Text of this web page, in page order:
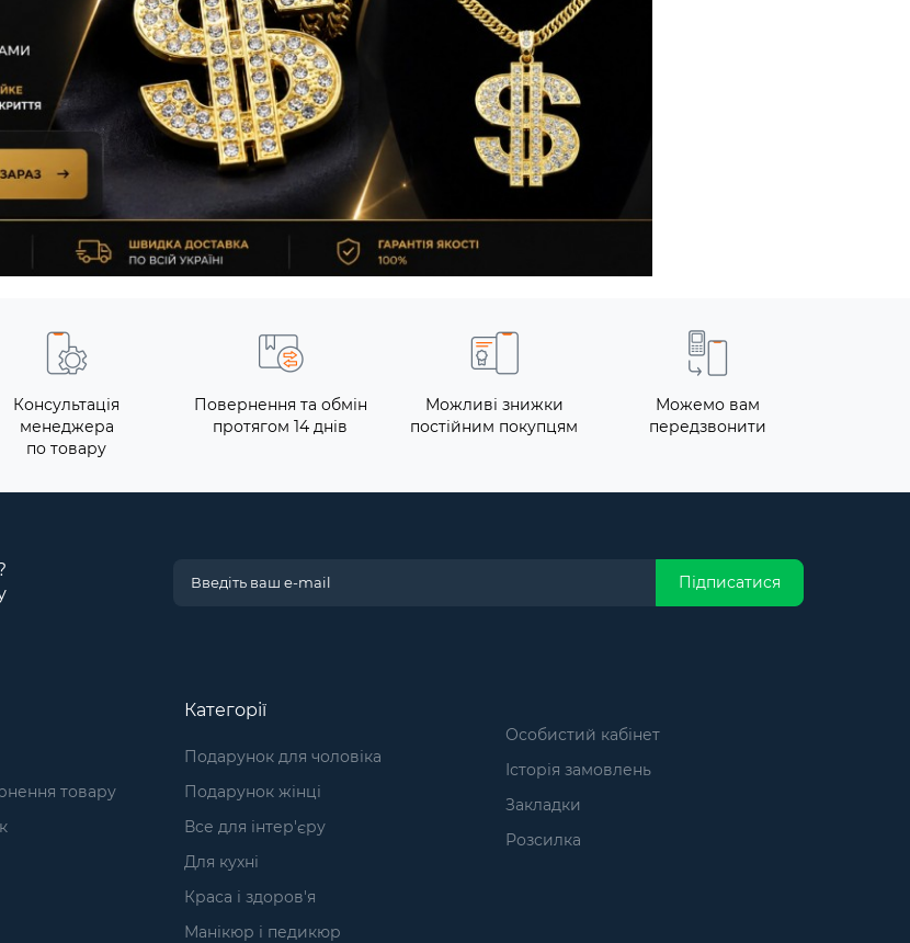
Консультація
менеджера
по товару
Повернення та обмін
протягом 14 днів
Можливі знижки
постійним покупцям
Можемо вам
передзвонити
Підписатися
товару
Категорії
Подарунок для чоловіка
Подарунок жінці
Все для інтер'єру
Для кухні
Краса і здоров'я
Манікюр і педикюр
Особистий кабінет
Історія замовлень
Закладки
Розсилка